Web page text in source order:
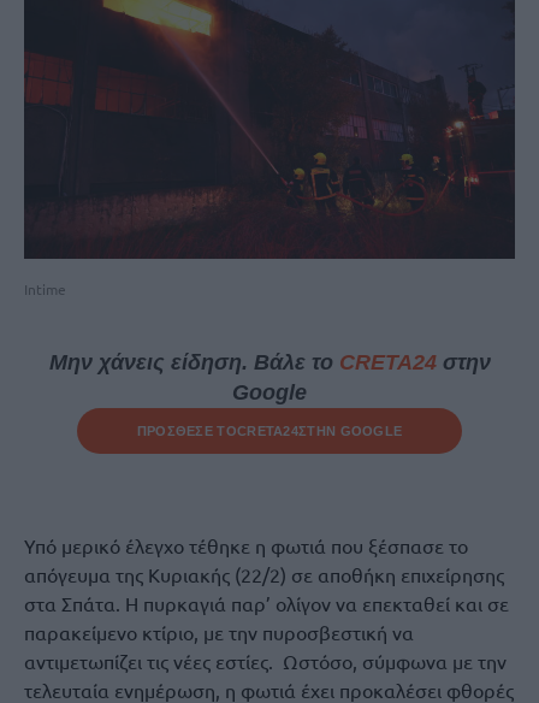
Intime
Μην χάνεις είδηση. Βάλε το CRETA24στην
Google
ΠΡΟΣΘΕΣΕ ΤΟCRETA24ΣΤΗΝ GOOGLE
Υπό μερικό έλεγχο τέθηκε η φωτιά που ξέσπασε το
απόγευμα της Κυριακής (22/2) σε αποθήκη επιχείρησης
στα Σπάτα. Η πυρκαγιά παρ’ ολίγον να επεκταθεί και σε
παρακείμενο κτίριο, με την πυροσβεστική να
αντιμετωπίζει τις νέες εστίες. Ωστόσο, σύμφωνα με την
τελευταία ενημέρωση, η φωτιά έχει προκαλέσει φθορές